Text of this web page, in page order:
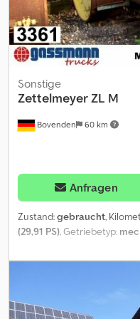
gesondert zu prüfen von
TÜV Abnahme gerne
Partnerwerkstatt. Irrtum
Weitere Informationen =
Bovenden 60 km
Sonstige
ZettelmeyerZL M
Anfragen
Zustand:gebraucht,
(29,91 PS), Getriebetyp:
1962, Fahrerkabine:
Aufbau, Differentialsperre
Zwischenverkauf und